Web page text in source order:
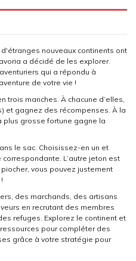
nouveaux continents ont
a décidé de les explorer.
qui a répondu à
de votre vie !
trois manches. À chacune d’elles,
et gagnez des récompenses. À la
plus grosse fortune gagne la
le sac. Choisissez-en un et
L’autre jeton est
vous pouvez justement
des marchands, des artisans
en recrutant des membres
refuges. Explorez le continent et
pour compléter des
grâce à votre stratégie pour